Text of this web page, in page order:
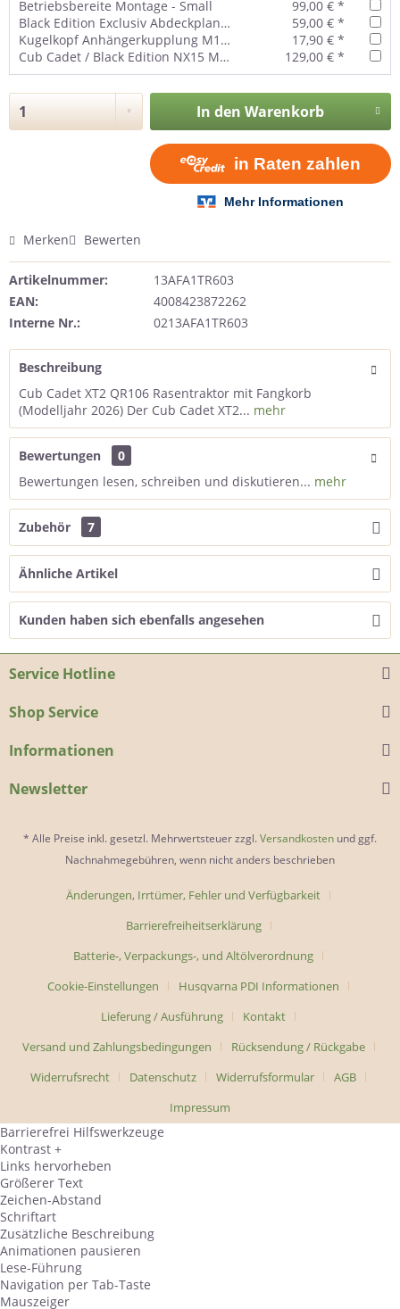
Betriebsbereite Montage - Small
99,00 € *
Black Edition Exclusiv Abdeckplane (groß) für Aufsitzmäher
59,00 € *
Kugelkopf Anhängerkupplung M19 Universal
17,90 € *
Cub Cadet / Black Edition NX15 Mulch-Kit 106cm - 196-550-000
129,00 € *
In den Warenkorb
Merken Bewerten
Artikelnummer:
13AFA1TR603
EAN:
4008423872262
Interne Nr.:
0213AFA1TR603
Beschreibung
Cub Cadet XT2 QR106 Rasentraktor mit Fangkorb
(Modelljahr 2026) Der Cub Cadet XT2... mehr
Bewertungen
0
Bewertungen lesen, schreiben und diskutieren... mehr
Zubehör 7
Ähnliche Artikel
Kunden haben sich ebenfalls angesehen
Service Hotline
Shop Service
Informationen
Newsletter
* Alle Preise inkl. gesetzl. Mehrwertsteuer zzgl.Versandkosten und ggf.
Nachnahmegebühren, wenn nicht anders beschrieben
Änderungen, Irrtümer, Fehler und Verfügbarkeit
Barrierefreiheitserklärung
Batterie-, Verpackungs-, und Altölverordnung
Cookie-Einstellungen
Husqvarna PDI Informationen
Lieferung / Ausführung
Kontakt
Versand und Zahlungsbedingungen
Rücksendung / Rückgabe
Widerrufsrecht
Datenschutz Widerrufsformular
AGB
Impressum
Barrierefrei Hilfswerkzeuge
Kontrast +
Links hervorheben
Größerer Text
Zeichen-Abstand
Schriftart
Zusätzliche Beschreibung
Animationen pausieren
Lese-Führung
Navigation per Tab-Taste
Mauszeiger